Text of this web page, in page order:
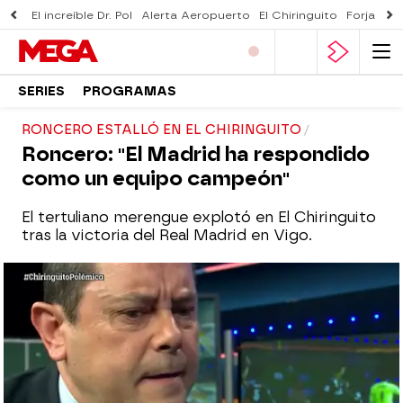
El increíble Dr. Pol Alerta Aeropuerto El Chiringuito Forjado
SERIES PROGRAMAS
RONCERO ESTALLÓ EN EL CHIRINGUITO
Roncero: "El Madrid ha respondido
como un equipo campeón"
El tertuliano merengue explotó en El Chiringuito
tras la victoria del Real Madrid en Vigo.
mega